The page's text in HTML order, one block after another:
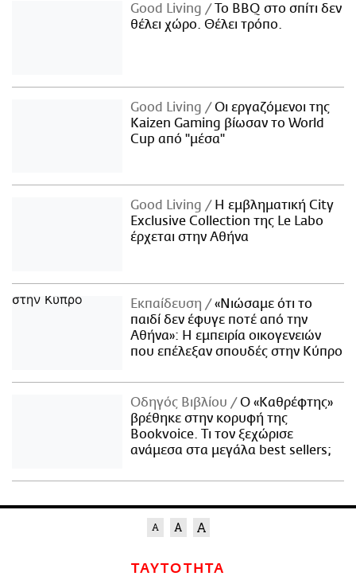
Good Living
Το BBQ στο σπίτι δεν
θέλει χώρο. Θέλει τρόπο.
Good Living
Οι εργαζόμενοι της
Kaizen Gaming βίωσαν το World
Cup από "μέσα"
Good Living
Η εμβληματική City
Exclusive Collection της Le Labo
έρχεται στην Αθήνα
Εκπαίδευση
«Νιώσαμε ότι το
παιδί δεν έφυγε ποτέ από την
Αθήνα»: Η εμπειρία οικογενειών
που επέλεξαν σπουδές στην Κύπρο
Οδηγός Βιβλίου
Ο «Καθρέφτης»
βρέθηκε στην κορυφή της
Bookvoice. Τι τον ξεχώρισε
ανάμεσα στα μεγάλα best sellers;
ΤΑΥΤΟΤΗΤΑ